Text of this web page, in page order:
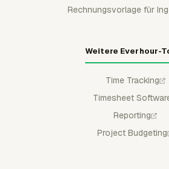
Rechnungsvorlage für
Weitere Everhour-
Time Tracking
Timesheet
Reporting
Project Budgeting